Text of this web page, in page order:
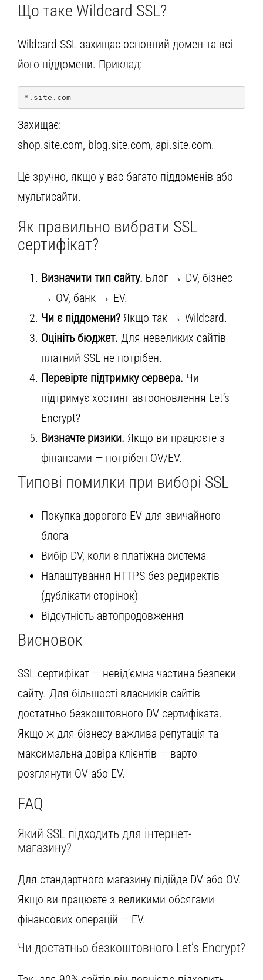
Що таке Wildcard SSL?
Wildcard SSL захищає основний домен та всі
його піддомени. Приклад:
*.site.com
Захищає:
shop.site.com, blog.site.com, api.site.com.
Це зручно, якщо у вас багато піддоменів або
мультисайти.
Як правильно вибрати SSL
сертифікат?
Визначити тип сайту. Блог → DV, бізнес
→ OV, банк → EV.
Чи є піддомени? Якщо так → Wildcard.
Оцініть бюджет. Для невеликих сайтів
платний SSL не потрібен.
Перевірте підтримку сервера. Чи
підтримує хостинг автооновлення Let’s
Encrypt?
Визначте ризики. Якщо ви працюєте з
фінансами — потрібен OV/EV.
Типові помилки при виборі SSL
Покупка дорогого EV для звичайного
блога
Вибір DV, коли є платіжна система
Налаштування HTTPS без редиректів
(дублікати сторінок)
Відсутність автопродовження
Висновок
SSL сертифікат — невід’ємна частина безпеки
сайту. Для більшості власників сайтів
достатньо безкоштовного DV сертифіката.
Якщо ж для бізнесу важлива репутація та
максимальна довіра клієнтів — варто
розглянути OV або EV.
FAQ
Який SSL підходить для інтернет-
магазину?
Для стандартного магазину підійде DV або OV.
Якщо ви працюєте з великими обсягами
фінансових операцій — EV.
Чи достатньо безкоштовного Let’s Encrypt?